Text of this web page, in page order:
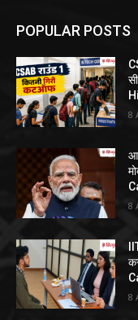
POPULAR POSTS
8
8
8